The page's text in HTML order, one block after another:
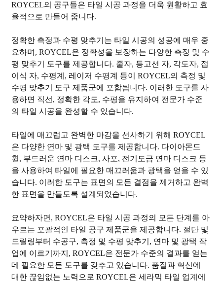
ROYCEL의 공구들은 타일 시공 과정을 더욱 원활하고 효
율적으로 만들어 줍니다.
정확한 측정과 수평 맞추기는 타일 시공의 성공에 매우 중
요하며, ROYCEL은 정확성을 보장하는 다양한 측정 및 수
평 맞추기 도구를 제공합니다. 줄자, 등고선 자, 각도자, 접
이식 자, 수평계, 레이저 수평계 등이 ROYCEL의 측정 및
수평 맞추기 도구 제품군에 포함됩니다. 이러한 도구를 사
용하면 직선, 정확한 각도, 수평을 유지하여 전문가 수준
의 타일 시공을 완성할 수 있습니다.
타일에 매끄럽고 완벽한 마감을 선사하기 위해 ROYCEL
은 다양한 연마 및 광택 도구를 제공합니다. 다이아몬드
휠, 부드러운 연마 디스크, 사포, 전기도금 연마 디스크 등
을 사용하여 타일에 필요한 매끄러움과 광택을 얻을 수 있
습니다. 이러한 도구는 표면의 모든 결점을 제거하고 완벽
한 표면을 만들도록 설계되었습니다.
요약하자면, ROYCEL은 타일 시공 과정의 모든 단계를 아
우르는 포괄적인 타일 공구 제품군을 제공합니다. 절단 및
드릴링부터 수공구, 측정 및 수평 맞추기, 연마 및 광택 작
업에 ​​이르기까지, ROYCEL은 전문가 수준의 결과를 얻는
데 필요한 모든 도구를 갖추고 있습니다. 품질과 혁신에
대한 끊임없는 노력으로 ROYCEL은 세라믹 타일 업계에